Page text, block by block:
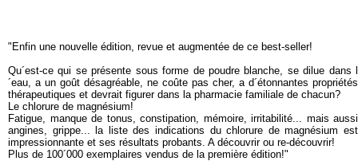
"Enfin une nouvelle édition, revue et augmentée de ce best-seller!
Qu´est-ce qui se présente sous forme de poudre blanche, se dilue dans l
´eau, a un goût désagréable, ne coûte pas cher, a d´étonnantes propriétés
thérapeutiques et devrait figurer dans la pharmacie familiale de chacun?
Le chlorure de magnésium!
Fatigue, manque de tonus, constipation, mémoire, irritabilité... mais aussi
angines, grippe... la liste des indications du chlorure de magnésium est
impressionnante et ses résultats probants. A découvrir ou re-découvrir!
Plus de 100´000 exemplaires vendus de la première édition!"